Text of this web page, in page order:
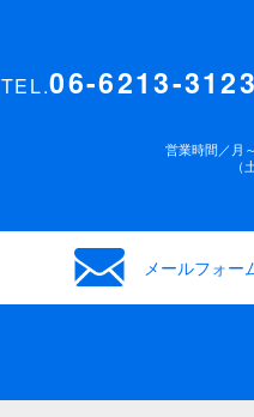
TEL.06-6213-3123
営業時間／月
メールフォー